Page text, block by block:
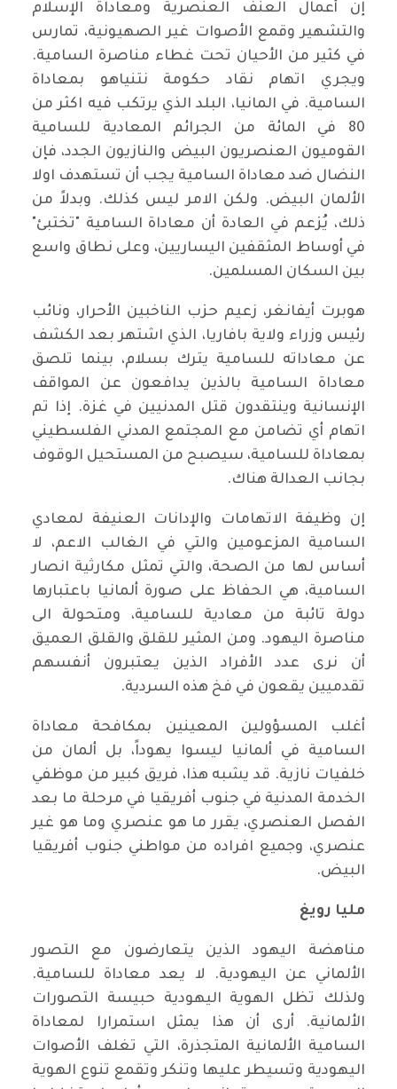
إن أعمال العنف العنصرية ومعاداة الإسلام
والتشهير وقمع الأصوات غير الصهيونية، تمارس
في كثير من الأحيان تحت غطاء مناصرة السامية.
ويجري اتهام نقاد حكومة نتنياهو بمعاداة
السامية. في المانيا، البلد الذي يرتكب فيه اكثر من
80 في المائة من الجرائم المعادية للسامية
القوميون العنصريون البيض والنازيون الجدد، فإن
النضال ضد معاداة السامية يجب أن تستهدف اولا
الألمان البيض. ولكن الامر ليس كذلك. وبدلاً من
ذلك، يُزعم في العادة أن معاداة السامية "تختبئ"
في أوساط المثقفين اليساريين، وعلى نطاق واسع
بين السكان المسلمين.
هوبرت أيفانغر، زعيم حزب الناخبين الأحرار، ونائب
رئيس وزراء ولاية بافاريا، الذي اشتهر بعد الكشف
عن معاداته للسامية يترك بسلام، بينما تلصق
معاداة السامية بالذين يدافعون عن المواقف
الإنسانية وينتقدون قتل المدنيين في غزة. إذا تم
اتهام أي تضامن مع المجتمع المدني الفلسطيني
بمعاداة للسامية، سيصبح من المستحيل الوقوف
بجانب العدالة هناك.
إن وظيفة الاتهامات والإدانات العنيفة لمعادي
السامية المزعومين والتي في الغالب الاعم، لا
أساس لها من الصحة، والتي تمثل مكارثية انصار
السامية، هي الحفاظ على صورة ألمانيا باعتبارها
دولة تائبة من معادية للسامية، ومتحولة الى
مناصرة اليهود. ومن المثير للقلق والقلق العميق
أن نرى عدد الأفراد الذين يعتبرون أنفسهم
تقدميين يقعون في فخ هذه السردية.
أغلب المسؤولين المعينين بمكافحة معاداة
السامية في ألمانيا ليسوا يهوداً، بل ألمان من
خلفيات نازية. قد يشبه هذا، فريق كبير من موظفي
الخدمة المدنية في جنوب أفريقيا في مرحلة ما بعد
الفصل العنصري، يقرر ما هو عنصري وما هو غير
عنصري، وجميع افراده من مواطني جنوب أفريقيا
البيض.
مليا رويغ
مناهضة اليهود الذين يتعارضون مع التصور
الألماني عن اليهودية. لا يعد معاداة للسامية.
ولذلك تظل الهوية اليهودية حبيسة التصورات
الألمانية. أرى أن هذا يمثل استمرارا لمعاداة
السامية الألمانية المتجذرة، التي تغلف الأصوات
اليهودية وتسيطر عليها وتنكر وتقمع تنوع الهوية